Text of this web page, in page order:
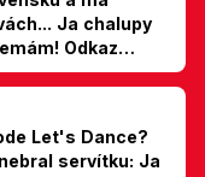
Ja chalupy
Odkaz
Let's Dance?
servítku: Ja